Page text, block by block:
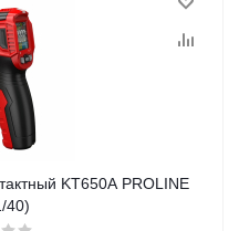
KT650A PROLINE
40)